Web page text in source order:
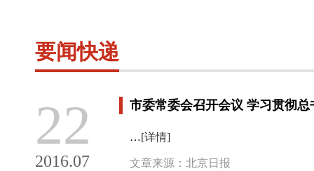
要闻快递
22
2016.07
市委常委会召开会议 学习贯彻
…[详情]
文章来源：北京日报